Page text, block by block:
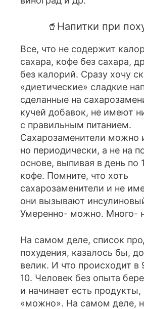
🥤Напитки при
Все, что не содержит
сахара, кофе без сахара,
без калорий. Сразу хочу
«диетические» сладкие
сделанные на
кучей добавок, не имеют
с правильным питанием.
Сахарозаменители можно
но периодически, а не на
основе, выпивая в день по
кофе. Помните, что хоть
сахарозаменители и не
они вызывают
Умеренно- можно. Много-
На самом деле, список
похудения, казалось бы,
велик. И что происходит в
10. Человек без опыта
и начинает есть
«можно». На самом деле,